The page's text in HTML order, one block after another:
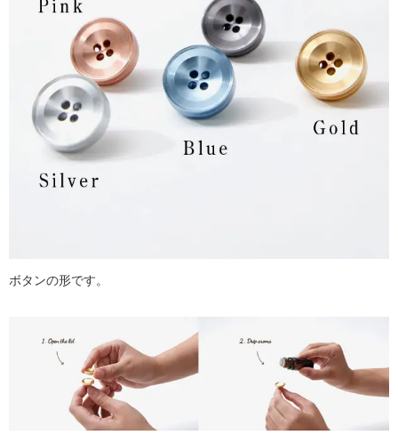
ボタンの形です。